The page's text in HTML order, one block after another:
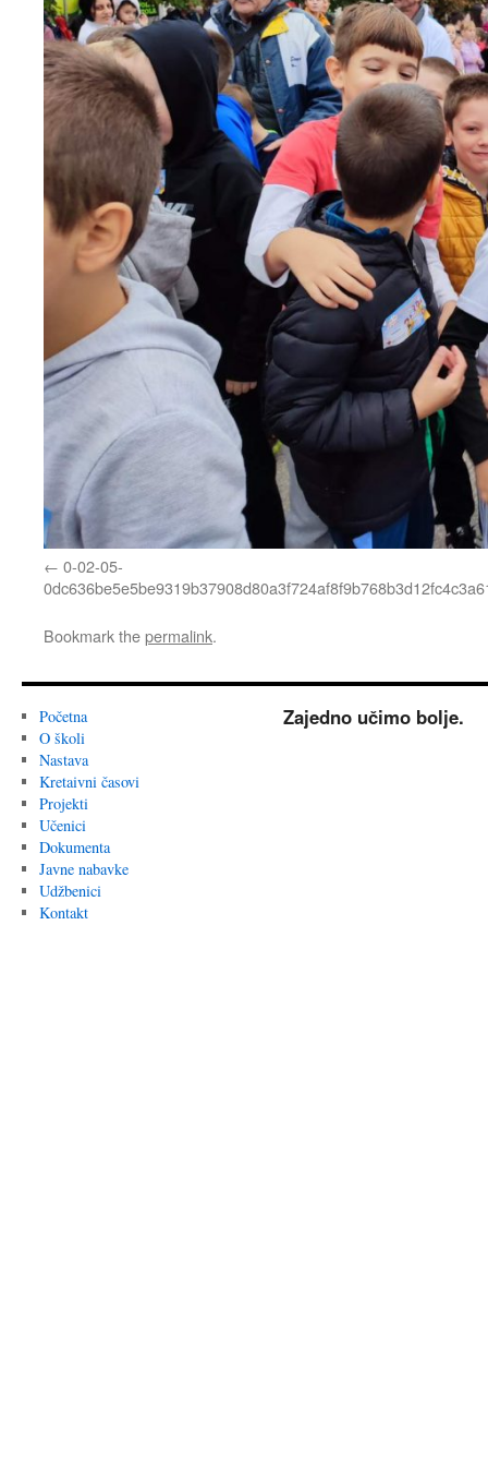
0-02-05-
Bookmark thepermalink.
Početna
O školi
Nastava
Kretaivni časovi
Projekti
Učenici
Dokumenta
Javne nabavke
Udžbenici
Kontakt
Zajedno učimo bolje.